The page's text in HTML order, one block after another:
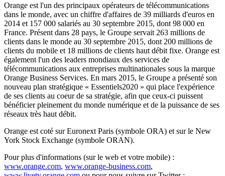
Orange est l'un des principaux opérateurs de télécommunications
dans le monde, avec un chiffre d'affaires de 39 milliards d'euros en
2014 et 157 000 salariés au 30 septembre 2015, dont 98 000 en
France. Présent dans 28 pays, le Groupe servait 263 millions de
clients dans le monde au 30 septembre 2015, dont 200 millions de
clients du mobile et 18 millions de clients haut débit fixe. Orange est
également l'un des leaders mondiaux des services de
télécommunications aux entreprises multinationales sous la marque
Orange Business Services. En mars 2015, le Groupe a présenté son
nouveau plan stratégique « Essentiels2020 » qui place l'expérience
de ses clients au coeur de sa stratégie, afin que ceux-ci puissent
bénéficier pleinement du monde numérique et de la puissance de ses
réseaux très haut débit.
Orange est coté sur Euronext Paris (symbole ORA) et sur le New
York Stock Exchange (symbole ORAN).
Pour plus d'informations (sur le web et votre mobile) :
www.orange.com, www.orange-business.com,